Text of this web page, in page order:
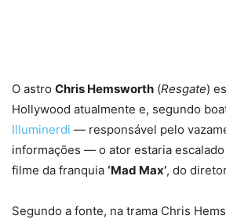
O astro Chris Hemsworth (Resgate)
Hollywood atualmente e, segundo
Illuminerdi — responsável pelo
informações — o ator estaria
filme da franquia ‘Mad Max’, do
Segundo a fonte, na trama Chris